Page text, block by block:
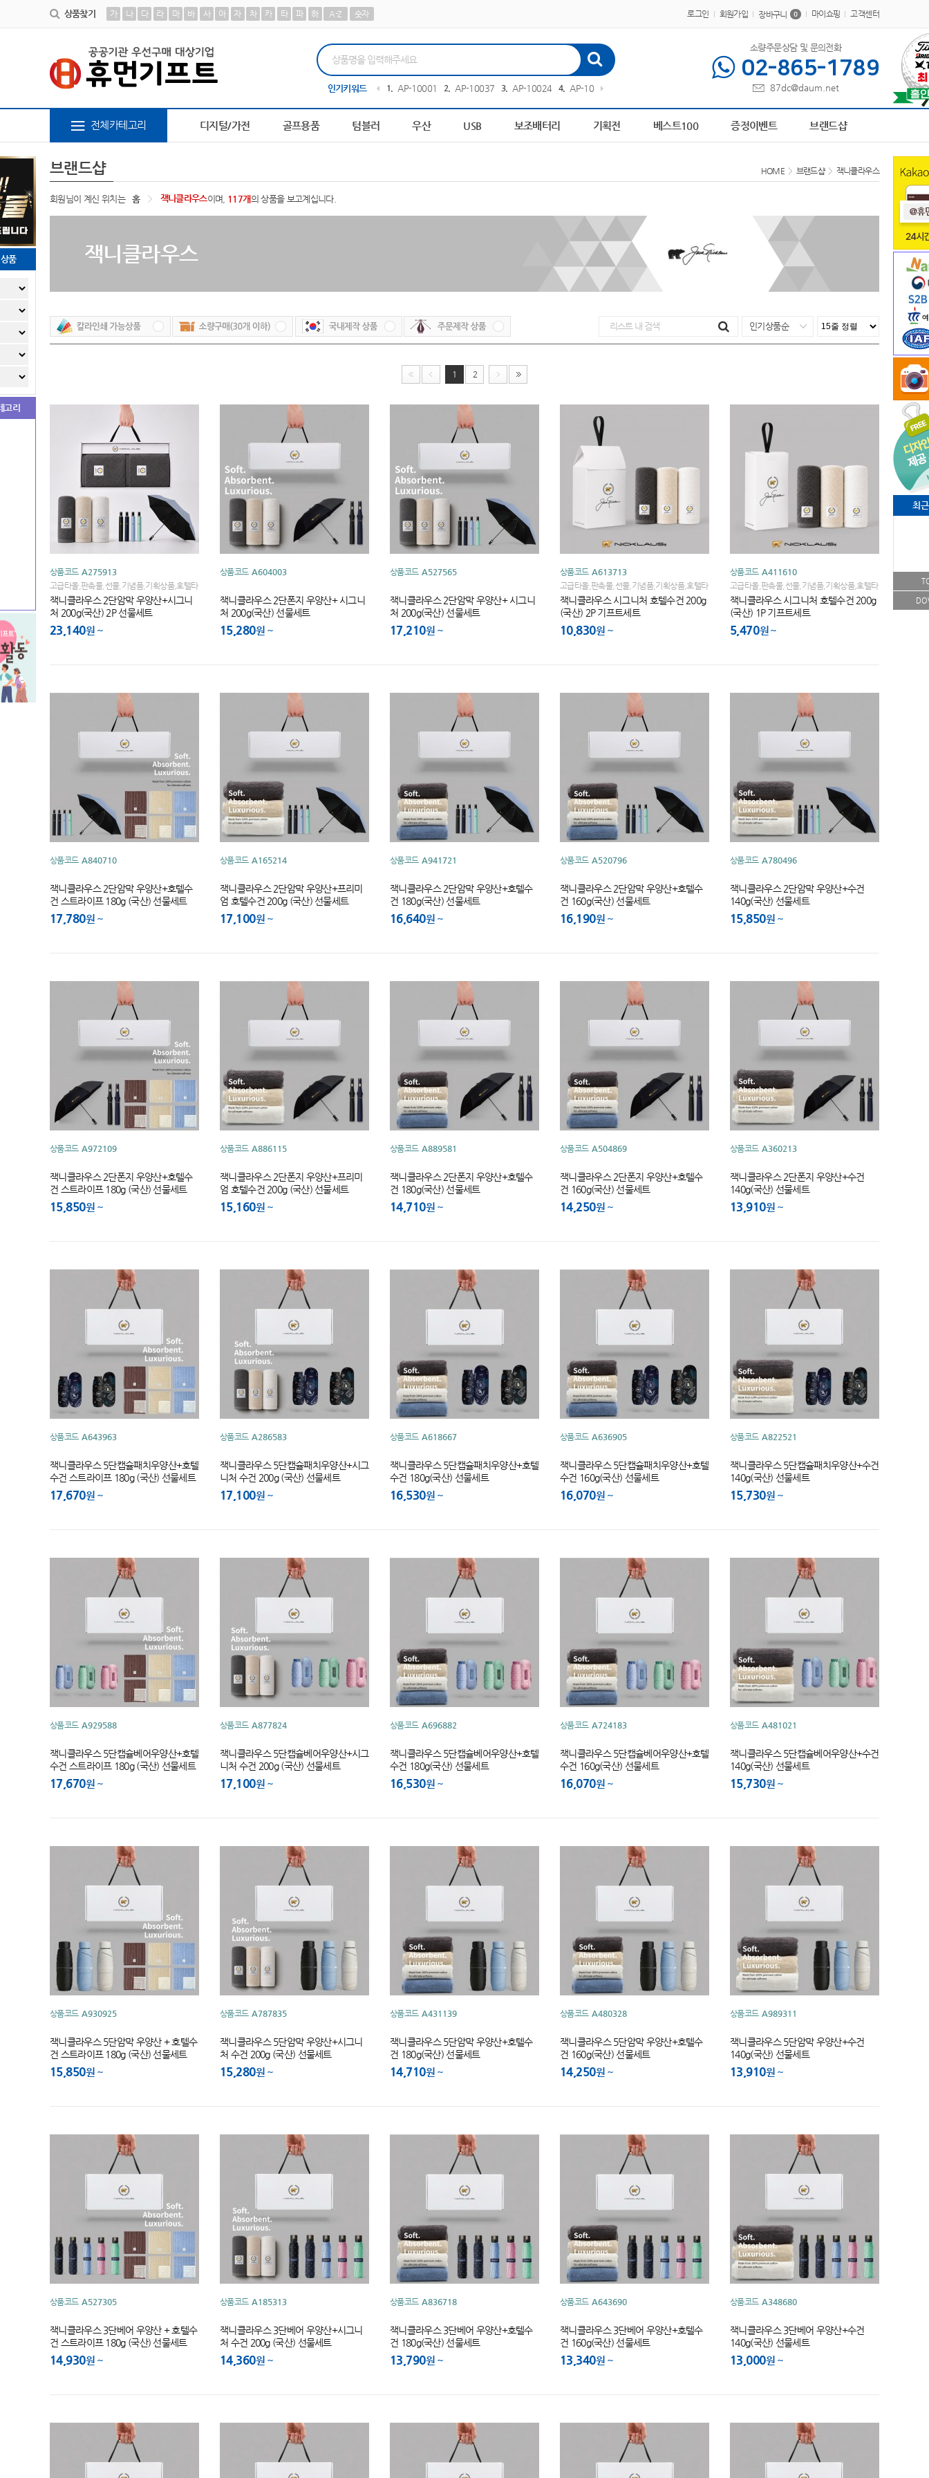
상품찾기 가 나 다 라 마 바 사 아 자 차 카 타 파 하 A-Z 숫자 로그인 회원가입 장바구니 0 마이쇼핑 고객센터
인기키워드
6 AP-100441 브론즈하우스10 물티슈 1 AP-100013 2 AP-100378 3 AP-100242 4 AP-100267 AP-100179 8 AP-100617 10 물
소량주문상담 및 문의전화
02-865-1789
87dc@daum.net
전체카테고리 디지털/가전 골프용품 텀블러 우산 USB 보조배터리 기획전 베스트100 증정이벤트 브랜드샵
품
고리
최
브랜드샵 HOME > 브랜드샵 > 잭니클라우스
회원님이 계신 위치는 홈 잭니클라우스이며, 117개의 상품을 보고계십니다.
잭니클라우스
인기상품순
1 2
상품코드 A275913
고급타올,판촉물,선물,기념품,기획상품,호텔타
올,타올선물세트,인기선물,인기상품,수건
잭니클라우스 2단암막 우양산+시그니
처 200g(국산) 2P 선물세트
23,140원
상품코드 A604003
잭니클라우스 2단폰지 우양산+ 시그니
처 200g(국산) 선물세트
15,280원
상품코드 A527565
잭니클라우스 2단암막 우양산+ 시그니
처 200g(국산) 선물세트
17,210원
상품코드 A613713
고급타올,판촉물,선물,기념품,기획상품,호텔타
올,타올선물세트,인기선물,인기상품,수건
잭니클라우스 시그니처 호텔수건 200g
(국산) 2P 기프트세트
10,830원
상품코드 A411610
고급타올,판촉물,선물,기념품,기획상품,호텔타
올,타올선물세트,인기선물,인기상품,수건
잭니클라우스 시그니처 호텔수건 200g
(국산) 1P 기프트세트
5,470원
상품코드 A840710
잭니클라우스 2단암막 우양산+호텔수
건 스트라이프 180g (국산) 선물세트
17,780원
상품코드 A165214
잭니클라우스 2단암막 우양산+프리미
엄 호텔수건 200g (국산) 선물세트
17,100원
상품코드 A941721
잭니클라우스 2단암막 우양산+호텔수
건 180g(국산) 선물세트
16,640원
상품코드 A520796
잭니클라우스 2단암막 우양산+호텔수
건 160g(국산) 선물세트
16,190원
상품코드 A780496
잭니클라우스 2단암막 우양산+수건
140g(국산) 선물세트
15,850원
상품코드 A972109
잭니클라우스 2단폰지 우양산+호텔수
건 스트라이프 180g (국산) 선물세트
15,850원
상품코드 A886115
잭니클라우스 2단폰지 우양산+프리미
엄 호텔수건 200g (국산) 선물세트
15,160원
상품코드 A889581
잭니클라우스 2단폰지 우양산+호텔수
건 180g(국산) 선물세트
14,710원
상품코드 A504869
잭니클라우스 2단폰지 우양산+호텔수
건 160g(국산) 선물세트
14,250원
상품코드 A360213
잭니클라우스 2단폰지 우양산+수건
140g(국산) 선물세트
13,910원
상품코드 A643963
잭니클라우스 5단캡슐패치우양산+호텔
수건 스트라이프 180g (국산) 선물세트
17,670원
상품코드 A286583
잭니클라우스 5단캡슐패치우양산+시그
니처 수건 200g (국산) 선물세트
17,100원
상품코드 A618667
잭니클라우스 5단캡슐패치우양산+호텔
수건 180g(국산) 선물세트
16,530원
상품코드 A636905
잭니클라우스 5단캡슐패치우양산+호텔
수건 160g(국산) 선물세트
16,070원
상품코드 A822521
잭니클라우스 5단캡슐패치우양산+수건
140g(국산) 선물세트
15,730원
상품코드 A929588
잭니클라우스 5단캡슐베어우양산+호텔
수건 스트라이프 180g (국산) 선물세트
17,670원
상품코드 A877824
잭니클라우스 5단캡슐베어우양산+시그
니처 수건 200g (국산) 선물세트
17,100원
상품코드 A696882
잭니클라우스 5단캡슐베어우양산+호텔
수건 180g(국산) 선물세트
16,530원
상품코드 A724183
잭니클라우스 5단캡슐베어우양산+호텔
수건 160g(국산) 선물세트
16,070원
상품코드 A481021
잭니클라우스 5단캡슐베어우양산+수건
140g(국산) 선물세트
15,730원
상품코드 A930925
잭니클라우스 5단암막 우양산 + 호텔수
건 스트라이프 180g (국산) 선물세트
15,850원
상품코드 A787835
잭니클라우스 5단암막 우양산+시그니
처 수건 200g (국산) 선물세트
15,280원
상품코드 A431139
잭니클라우스 5단암막 우양산+호텔수
건 180g(국산) 선물세트
14,710원
상품코드 A480328
잭니클라우스 5단암막 우양산+호텔수
건 160g(국산) 선물세트
14,250원
상품코드 A989311
잭니클라우스 5단암막 우양산+수건
140g(국산) 선물세트
13,910원
상품코드 A527305
잭니클라우스 3단베어 우양산 + 호텔수
건 스트라이프 180g (국산) 선물세트
14,930원
상품코드 A185313
잭니클라우스 3단베어 우양산+시그니
처 수건 200g (국산) 선물세트
14,360원
상품코드 A836718
잭니클라우스 3단베어 우양산+호텔수
건 180g(국산) 선물세트
13,790원
상품코드 A643690
잭니클라우스 3단베어 우양산+호텔수
건 160g(국산) 선물세트
13,340원
상품코드 A348680
잭니클라우스 3단베어 우양산+수건
140g(국산) 선물세트
13,000원